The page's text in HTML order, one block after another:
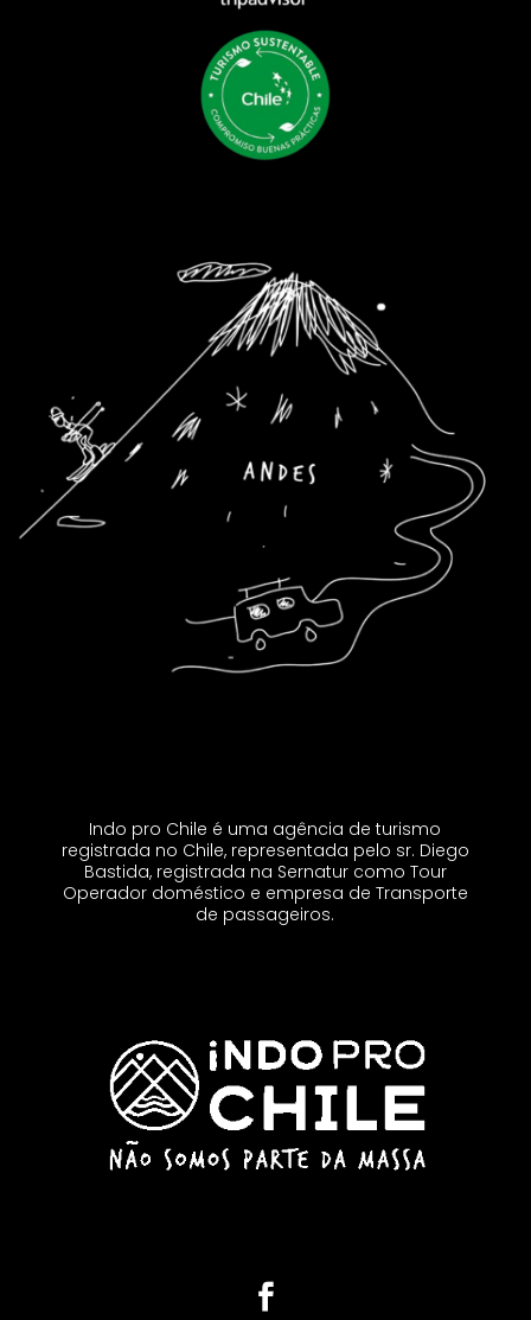
Indo pro Chile é uma agência de turismo
registrada no Chile, representada pelo sr. Diego
Bastida, registrada na Sernatur como Tour
Operador doméstico e empresa de Transporte
de passageiros.
